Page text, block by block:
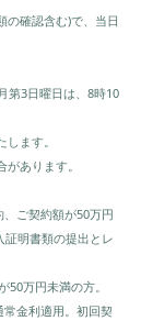
の確認含む)で、当日
第3日曜日は、8時10
ます。
あります。
ご契約額が50万円
証明書類の提出とレ
万円未満の方。
金利適用。初回契